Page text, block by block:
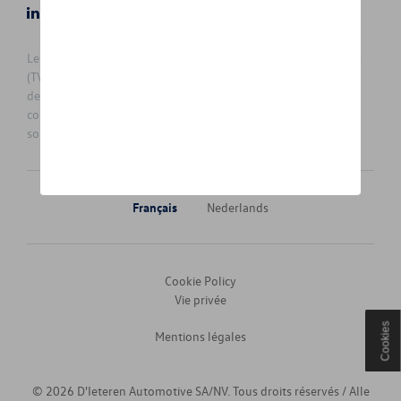
Les prix affichés sur le présent site sont des prix recommandés
(TVAc), hors éventuels frais de montage. Pour connaitre le prix
de vente actuel et les éventuels frais de montage, veuillez
contacter votre concessionnaire/agent. Les prix recommandés
sont sujets à des changements sans préavis.
Mentions légales
Cookie Policy
Vie privée
Français Nederlands
© 2026 D'Ieteren Automotive SA/NV. Tous droits réservés / Alle
Cookies